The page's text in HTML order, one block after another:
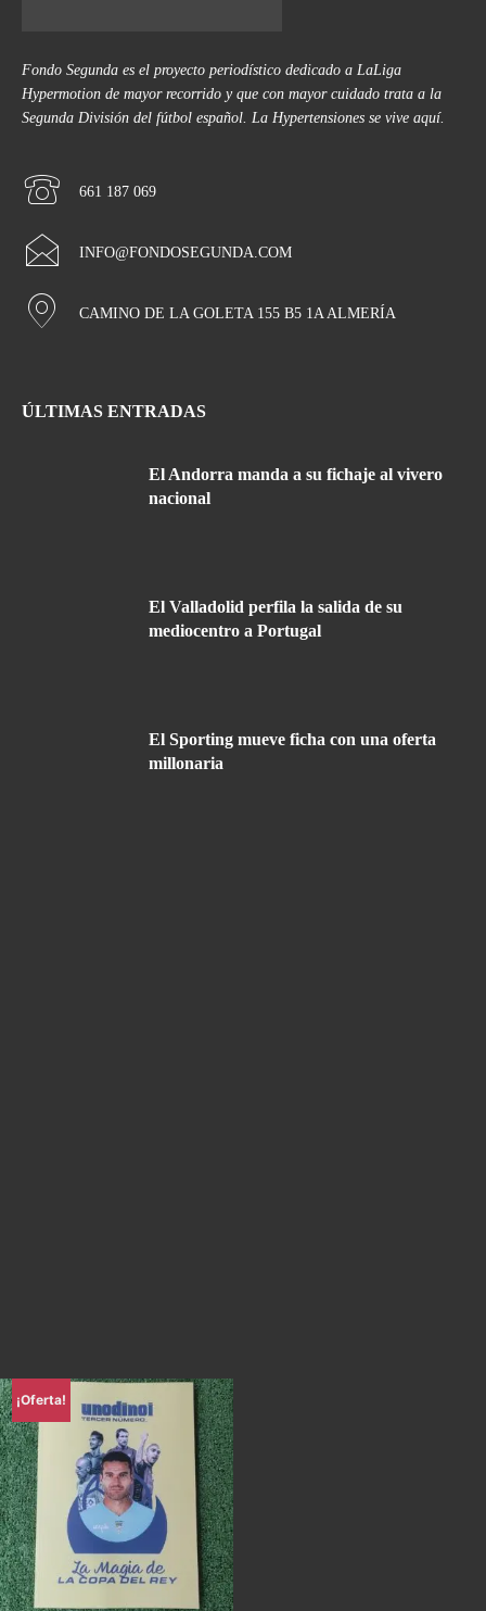
Fondo Segunda es el proyecto periodístico dedicado a LaLiga
Hypermotion de mayor recorrido y que con mayor cuidado trata a la
Segunda División del fútbol español. La Hypertensiones se vive aquí.
661 187 069
INFO@FONDOSEGUNDA.COM
CAMINO DE LA GOLETA 155 B5 1A ALMERÍA
ÚLTIMAS ENTRADAS
El Andorra manda a su fichaje al vivero
nacional
El Valladolid perfila la salida de su
mediocentro a Portugal
El Sporting mueve ficha con una oferta
millonaria
¡Oferta!